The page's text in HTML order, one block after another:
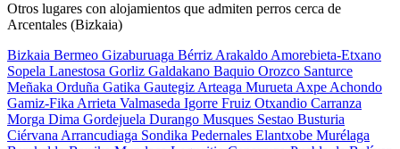
Otros lugares con alojamientos que admiten perros cerca de
Arcentales (Bizkaia)
Bizkaia Bermeo Gizaburuaga Bérriz Arakaldo Amorebieta-Etxano
Sopela Lanestosa Gorliz Galdakano Baquio Orozco Santurce
Meñaka Orduña Gatika Gautegiz Arteaga Murueta Axpe Achondo
Gamiz-Fika Arrieta Valmaseda Igorre Fruiz Otxandio Carranza
Morga Dima Gordejuela Durango Musques Sestao Busturia
Ciérvana Arrancudiaga Sondika Pedernales Elantxobe Murélaga